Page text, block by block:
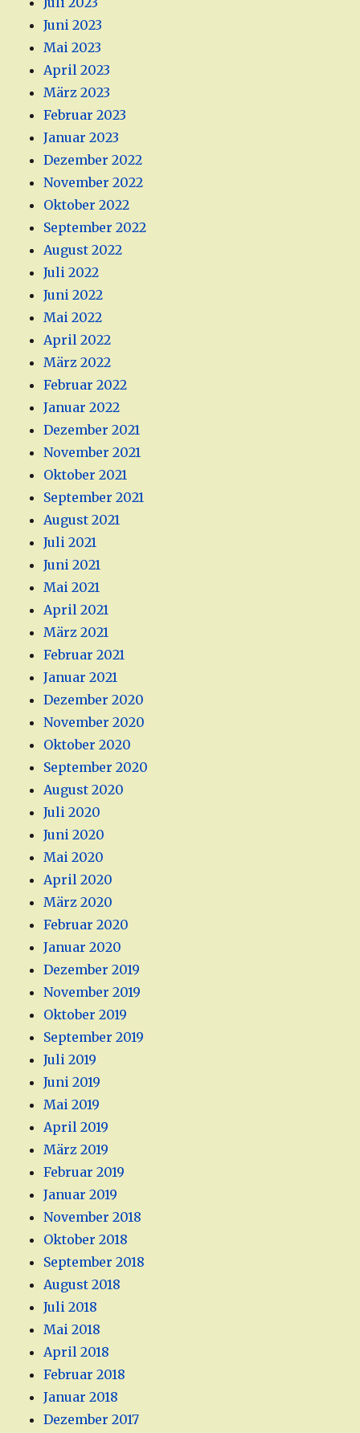
Juni 2023
Mai 2023
April 2023
März 2023
Februar 2023
Januar 2023
Dezember 2022
November 2022
Oktober 2022
September 2022
August 2022
Juli 2022
Juni 2022
Mai 2022
April 2022
März 2022
Februar 2022
Januar 2022
Dezember 2021
November 2021
Oktober 2021
September 2021
August 2021
Juli 2021
Juni 2021
Mai 2021
April 2021
März 2021
Februar 2021
Januar 2021
Dezember 2020
November 2020
Oktober 2020
September 2020
August 2020
Juli 2020
Juni 2020
Mai 2020
April 2020
März 2020
Februar 2020
Januar 2020
Dezember 2019
November 2019
Oktober 2019
September 2019
Juli 2019
Juni 2019
Mai 2019
April 2019
März 2019
Februar 2019
Januar 2019
November 2018
Oktober 2018
September 2018
August 2018
Juli 2018
Mai 2018
April 2018
Februar 2018
Januar 2018
Dezember 2017